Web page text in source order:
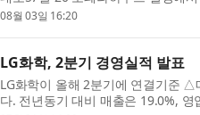
사를 초청해 개원식을 열고 병원의
08월 03일 16:20
LG화학, 2분기 경영실적 발표
LG화학이 올해 2분기에 연결기준
다. 전년동기 대비 매출은 19.0%,